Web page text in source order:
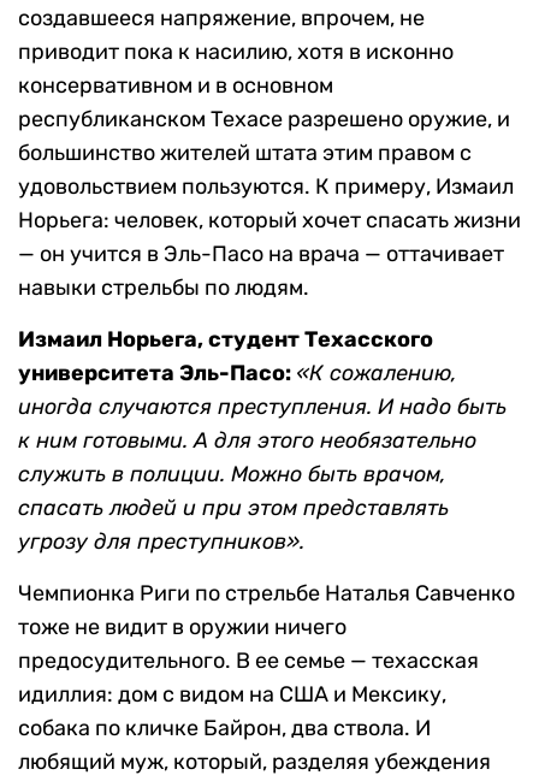
создавшееся напряжение, впрочем, не
приводит пока к насилию, хотя в исконно
консервативном и в основном
республиканском Техасе разрешено оружие, и
большинство жителей штата этим правом с
удовольствием пользуются. К примеру, Измаил
Норьега: человек, который хочет спасать жизни
— он учится в Эль-Пасо на врача — оттачивает
навыки стрельбы по людям.
Измаил Норьега, студент Техасского
университета Эль-Пасо: «К сожалению,
иногда случаются преступления. И надо быть
к ним готовыми. А для этого необязательно
служить в полиции. Можно быть врачом,
спасать людей и при этом представлять
угрозу для преступников».
Чемпионка Риги по стрельбе Наталья Савченко
тоже не видит в оружии ничего
предосудительного. В ее семье — техасская
идиллия: дом с видом на США и Мексику,
собака по кличке Байрон, два ствола. И
любящий муж, который, разделяя убеждения